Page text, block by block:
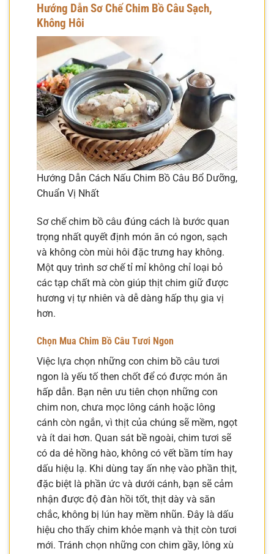
Hướng Dẫn Sơ Chế Chim Bồ Câu Sạch,
Không Hôi
Hướng Dẫn Cách Nấu Chim Bồ Câu Bổ Dưỡng,
Chuẩn Vị Nhất
Sơ chế chim bồ câu đúng cách là bước quan
trọng nhất quyết định món ăn có ngon, sạch
và không còn mùi hôi đặc trưng hay không.
Một quy trình sơ chế tỉ mỉ không chỉ loại bỏ
các tạp chất mà còn giúp thịt chim giữ được
hương vị tự nhiên và dễ dàng hấp thụ gia vị
hơn.
Chọn Mua Chim Bồ Câu Tươi Ngon
Việc lựa chọn những con chim bồ câu tươi
ngon là yếu tố then chốt để có được món ăn
hấp dẫn. Bạn nên ưu tiên chọn những con
chim non, chưa mọc lông cánh hoặc lông
cánh còn ngắn, vì thịt của chúng sẽ mềm, ngọt
và ít dai hơn. Quan sát bề ngoài, chim tươi sẽ
có da dẻ hồng hào, không có vết bầm tím hay
dấu hiệu lạ. Khi dùng tay ấn nhẹ vào phần thịt,
đặc biệt là phần ức và dưới cánh, bạn sẽ cảm
nhận được độ đàn hồi tốt, thịt dày và săn
chắc, không bị lún hay mềm nhũn. Đây là dấu
hiệu cho thấy chim khỏe mạnh và thịt còn tươi
mới. Tránh chọn những con chim gầy, lông xù